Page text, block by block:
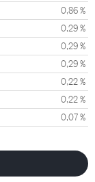
0,86 %
0,29 %
0,29 %
0,29 %
0,22 %
0,22 %
0,07 %